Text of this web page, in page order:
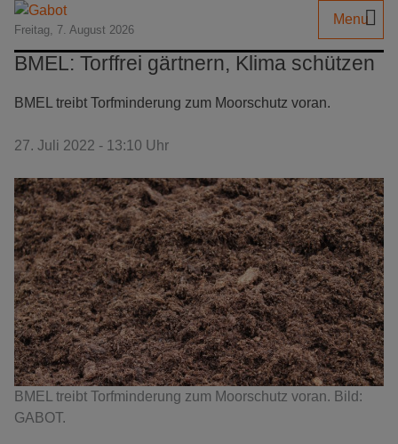
Freitag, 7. August 2026
Menu
BMEL: Torffrei gärtnern, Klima schützen
BMEL treibt Torfminderung zum Moorschutz voran.
27. Juli 2022 - 13:10 Uhr
BMEL treibt Torfminderung zum Moorschutz voran. Bild:
GABOT.